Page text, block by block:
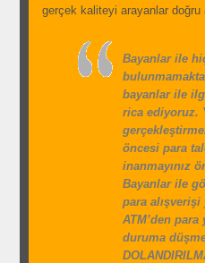
gerçek kaliteyi arayanlar doğru
Bayanlar ile
bayanlar ile
rica ediyoruz.
öncesi para
inanmayınız
Bayanlar ile
para alışverişi
ATM’den
duruma